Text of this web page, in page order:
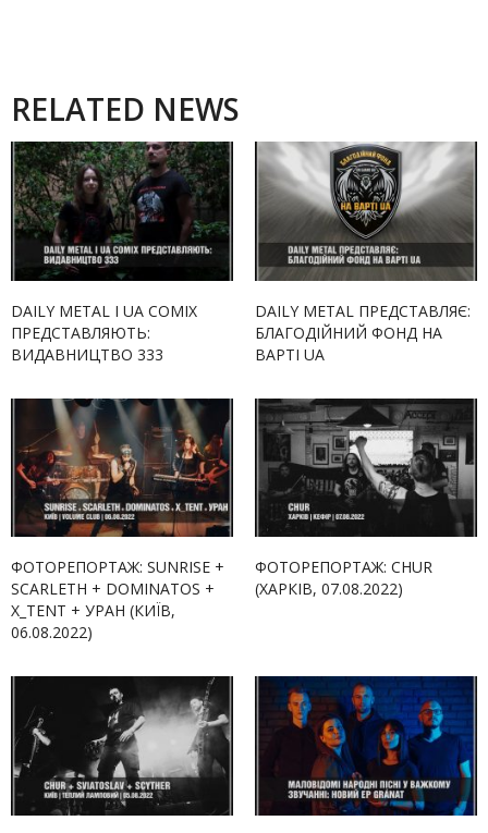
RELATED NEWS
DAILY METAL І UA COMIX
ПРЕДСТАВЛЯЮТЬ:
ВИДАВНИЦТВО 333
DAILY METAL ПРЕДСТАВЛЯЄ:
БЛАГОДІЙНИЙ ФОНД НА
ВАРТІ UA
ФОТОРЕПОРТАЖ: SUNRISE +
SCARLETH + DOMINATOS +
X_TENT + УРАН (КИЇВ,
06.08.2022)
ФОТОРЕПОРТАЖ: CHUR
(ХАРКІВ, 07.08.2022)